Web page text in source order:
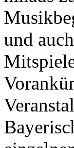
und